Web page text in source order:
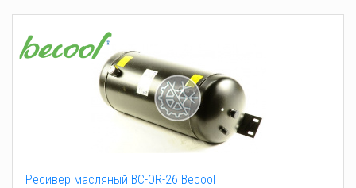
Ресивер масляный BC-OR-26 Becool